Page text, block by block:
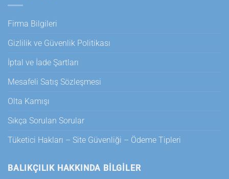
Firma Bilgileri
Gizlilik ve Güvenlik Politikası
İptal ve İade Şartları
Mesafeli Satış Sözleşmesi
Olta Kamışı
Sıkça Sorulan Sorular
Tüketici Hakları – Site Güvenliği – Ödeme Tipleri
BALIKÇILIK HAKKINDA BILGILER